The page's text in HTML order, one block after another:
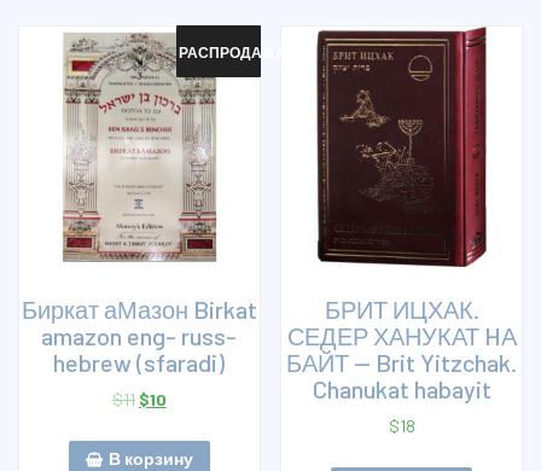
РАСПРОДАЖА!
Биркат аМазон Birkat
amazon eng- russ-
hebrew (sfaradi)
$11 $10
В корзину
БРИТ ИЦХАК.
СЕДЕР ХАНУКАТ HА
БАЙТ — Brit Yitzchak.
Chanukat habayit
$18